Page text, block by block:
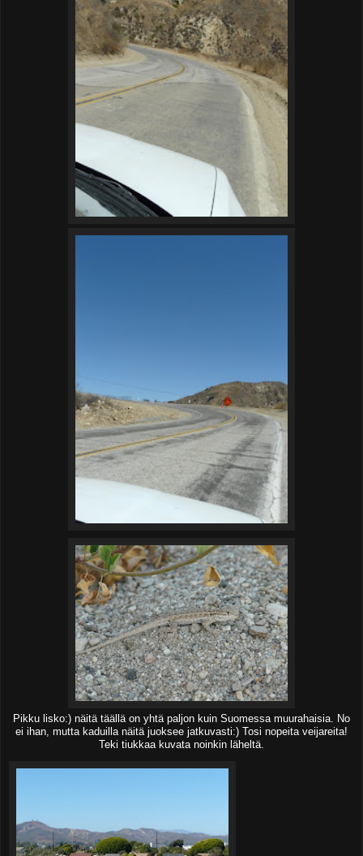
Pikku lisko:) näitä täällä on yhtä paljon kuin Suomessa muurahaisia. No
ei ihan, mutta kaduilla näitä juoksee jatkuvasti:) Tosi nopeita veijareita!
Teki tiukkaa kuvata noinkin läheltä.